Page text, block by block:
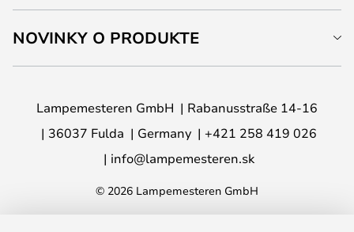
NOVINKY O PRODUKTE
Lampemesteren GmbH
Rabanusstraße 14-16
36037 Fulda
Germany
+421 258 419 026
info@lampemesteren.sk
© 2026 Lampemesteren GmbH